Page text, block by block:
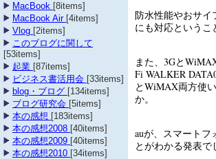
MacBook [8items]
MacBook Air [4items]
Vlog [2items]
このブログに関して
[53items]
起業 [87items]
ビジネス書活用会 [33items]
blog・ブログ [134items]
ブログ研究会 [5items]
本の感想 [183items]
本の感想2008 [40items]
本の感想2009 [40items]
本の感想2010 [34items]
防水性能やおサイ
にも対応という
また、3Gと
Fi WALKER
とWiMAX両方使
か。
auが、スマート
とがわかる発表で